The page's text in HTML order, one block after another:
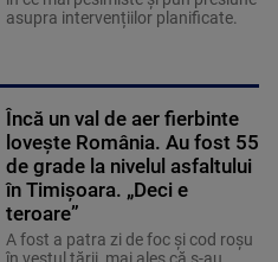
asupra intervențiilor planificate.
Încă un val de aer fierbinte
lovește România. Au fost 55
de grade la nivelul asfaltului
în Timișoara. „Deci e
teroare”
A fost a patra zi de foc și cod roșu